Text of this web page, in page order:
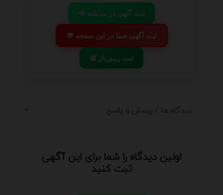
📢 ثبت آگهی در سامانه
💬 ثبت آگهی شما در این صفحه
📰 ثبت ریپورتاژ
دیدگاه ها / پرسش و پاسخ
اولین دیدگاه را شما برای این آگهی
ثبت کنید